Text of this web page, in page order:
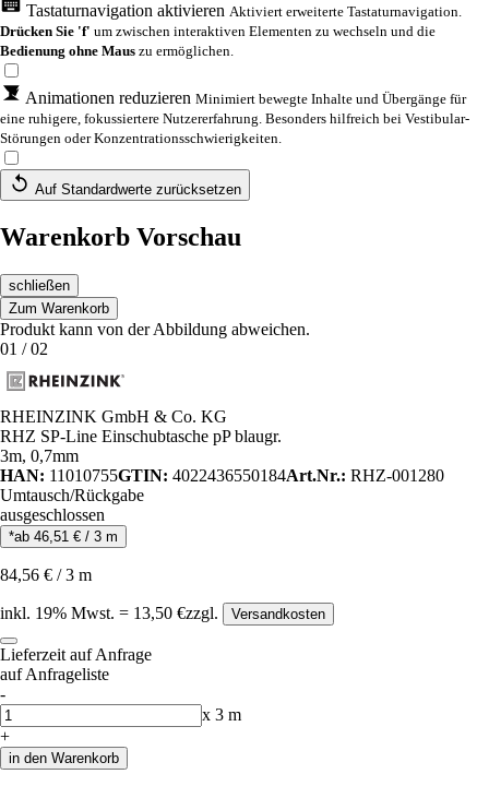
Tastaturnavigation aktivieren Aktiviert erweiterte Tastaturnavigation.
Drücken Sie 'f' um zwischen interaktiven Elementen zu wechseln und die
Bedienung ohne Maus zu ermöglichen.
Animationen reduzieren Minimiert bewegte Inhalte und Übergänge für
eine ruhigere, fokussiertere Nutzererfahrung. Besonders hilfreich bei Vestibular-
Störungen oder Konzentrationsschwierigkeiten.
Auf Standardwerte zurücksetzen
Warenkorb Vorschau
schließen
Zum Warenkorb
Produkt kann von der Abbildung abweichen.
01 /02
RHEINZINK GmbH & Co. KG
RHZ SP-Line Einschubtasche pP blaugr.
3m, 0,7mm
HAN: 11010755GTIN: 4022436550184Art.Nr.: RHZ-001280
Umtausch/Rückgabe
ausgeschlossen
*ab 46,51 € / 3 m
84,56 € /3 m
inkl. 19% Mwst. = 13,50 €zzgl. Versandkosten
Lieferzeit auf Anfrage
auf Anfrageliste
-
Anzahl
x 3 m
+
in den Warenkorb